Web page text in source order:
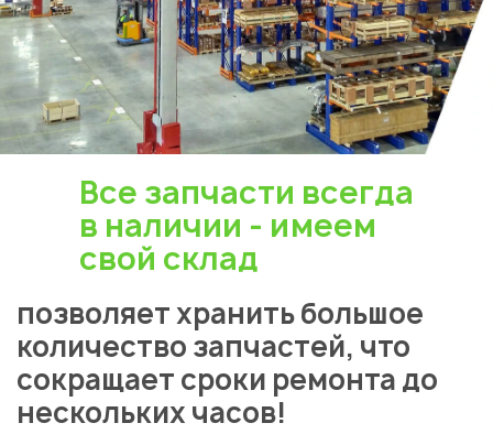
Все запчасти всегда
в наличии - имеем
свой склад
позволяет хранить большое
количество запчастей, что
сокращает сроки ремонта до
нескольких часов!